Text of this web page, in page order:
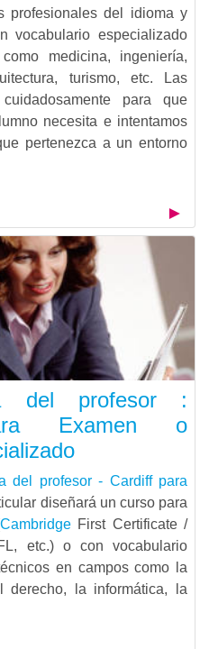
profesionales del idioma y
vocabulario especializado
medicina, ingeniería,
turismo, etc. Las
para que
necesita e intentamos
pertenezca a un entorno
del profesor :
Examen o
del profesor - Cardiff para
diseñará un curso para
CambridgeFirst Certificate /
etc.) o con vocabulario
en campos como la
derecho, la informática, la